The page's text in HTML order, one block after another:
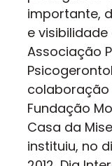
importante,
e
Associação
Fundação
Casa da
instituiu, no